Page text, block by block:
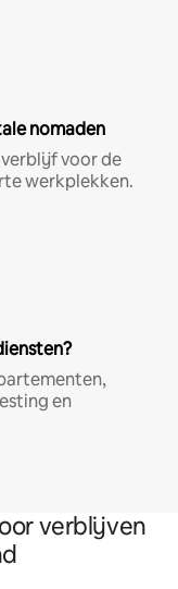
nomaden
verblijf voor de
werkplekken.
en
verblijven